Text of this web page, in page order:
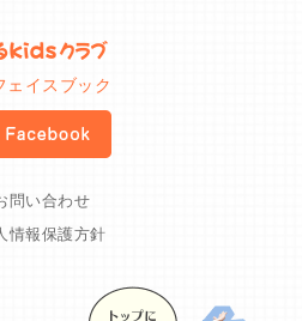
ェイスブック
問い合わせ
情報保護方針